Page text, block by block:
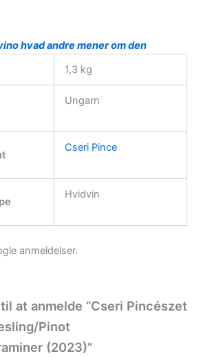
hvad andre mener om den
1,3 kg
Ungarn
Cseri Pince
Hvidvin
anmeldelser.
at anmelde “Cseri Pincészet
Pinot
(2023)”